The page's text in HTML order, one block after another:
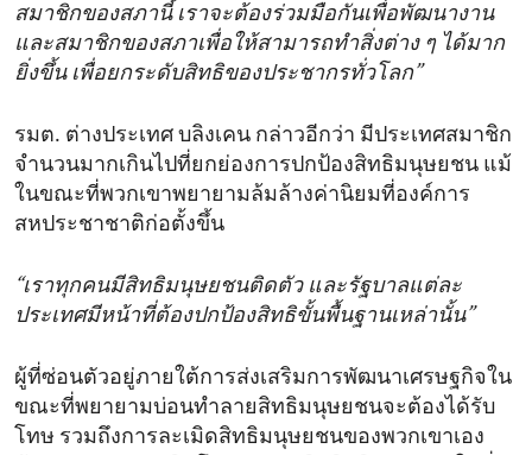
สมาชิกของสภานี้ เราจะต้องร่วมมือกันเพื่อพัฒนางาน
และสมาชิกของสภาเพื่อให้สามารถทำสิ่งต่าง ๆ ได้มาก
ยิ่งขึ้น เพื่อยกระดับสิทธิของประชากรทั่วโลก”
รมต. ต่างประเทศ บลิงเคน กล่าวอีกว่า มีประเทศสมาชิก
จำนวนมากเกินไปที่ยกย่องการปกป้องสิทธิมนุษยชน แม้
ในขณะที่พวกเขาพยายามล้มล้างค่านิยมที่องค์การ
สหประชาชาติก่อตั้งขึ้น
“เราทุกคนมีสิทธิมนุษยชนติดตัว และรัฐบาลแต่ละ
ประเทศมีหน้าที่ต้องปกป้องสิทธิขั้นพื้นฐานเหล่านั้น”
ผู้ที่ซ่อนตัวอยู่ภายใต้การส่งเสริมการพัฒนาเศรษฐกิจใน
ขณะที่พยายามบ่อนทำลายสิทธิมนุษยชนจะต้องได้รับ
โทษ รวมถึงการละเมิดสิทธิมนุษยชนของพวกเขาเอง